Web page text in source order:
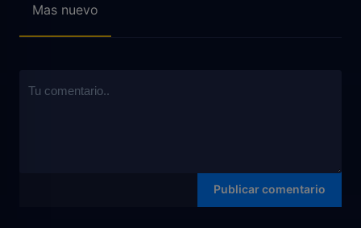
Mas nuevo